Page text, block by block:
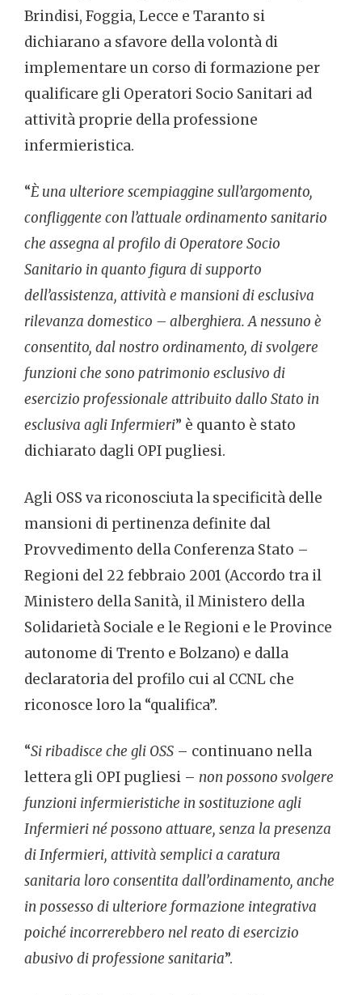
Brindisi, Foggia, Lecce e Taranto si
dichiarano a sfavore della volontà di
implementare un corso di formazione per
qualificare gli Operatori Socio Sanitari ad
attività proprie della professione
infermieristica.
“È una ulteriore scempiaggine sull’argomento,
confliggente con l’attuale ordinamento sanitario
che assegna al profilo di Operatore Socio
Sanitario in quanto figura di supporto
dell’assistenza, attività e mansioni di esclusiva
rilevanza domestico – alberghiera. A nessuno è
consentito, dal nostro ordinamento, di svolgere
funzioni che sono patrimonio esclusivo di
esercizio professionale attribuito dallo Stato in
esclusiva agli Infermieri” è quanto è stato
dichiarato dagli OPI pugliesi.
Agli OSS va riconosciuta la specificità delle
mansioni di pertinenza definite dal
Provvedimento della Conferenza Stato –
Regioni del 22 febbraio 2001 (Accordo tra il
Ministero della Sanità, il Ministero della
Solidarietà Sociale e le Regioni e le Province
autonome di Trento e Bolzano) e dalla
declaratoria del profilo cui al CCNL che
riconosce loro la “qualifica”.
“Si ribadisce che gli OSS – continuano nella
lettera gli OPI pugliesi – non possono svolgere
funzioni infermieristiche in sostituzione agli
Infermieri né possono attuare, senza la presenza
di Infermieri, attività semplici a caratura
sanitaria loro consentita dall’ordinamento, anche
in possesso di ulteriore formazione integrativa
poiché incorrerebbero nel reato di esercizio
abusivo di professione sanitaria”.